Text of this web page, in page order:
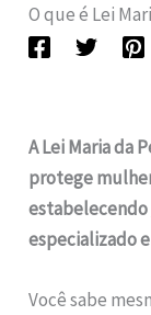
O que é Lei
A Lei Maria da
protege
estabelecendo
especializado
Você sabe